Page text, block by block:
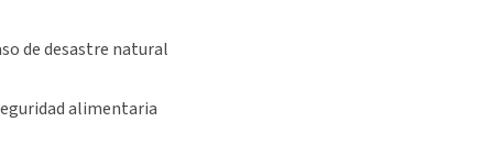
de desastre natural
alimentaria